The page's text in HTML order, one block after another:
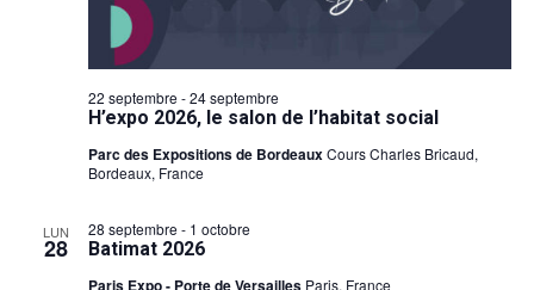
H’expo 2026, le salon de l’habitat social
22 septembre -24 septembre
Parc des Expositions de BordeauxCours Charles Bricaud,
Bordeaux, France
LUN
28 Batimat 2026
28 septembre - 1 octobre
Paris, France